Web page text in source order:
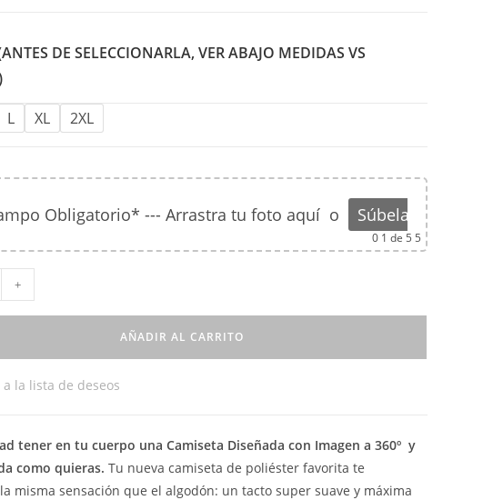
DE SELECCIONARLA, VER ABAJO MEDIDAS VS
L XL 2XL
Obligatorio* --- Arrastra tu foto aquí o Súbela
0 1 de 5 5
+
AÑADIR AL CARRITO
la lista de deseos
tener en tu cuerpo una Camiseta Diseñada con Imagen a 360º y
como quieras. Tu nueva camiseta de poliéster favorita te
misma sensación que el algodón: un tacto super suave y máxima